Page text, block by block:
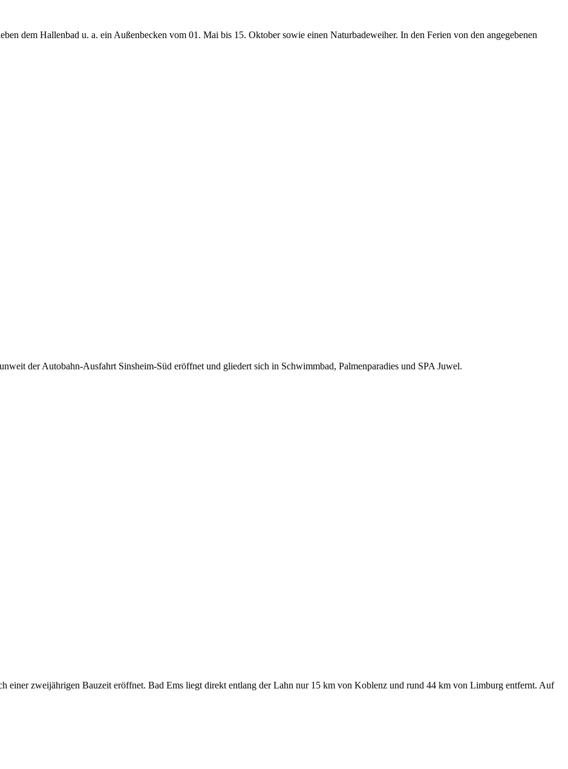
dem Hallenbad u. a. ein Außenbecken vom 01. Mai bis 15. Oktober sowie einen Naturbadeweiher. In den Ferien von den angegebenen
der Autobahn-Ausfahrt Sinsheim-Süd eröffnet und gliedert sich in Schwimmbad, Palmenparadies und SPA Juwel.
einer zweijährigen Bauzeit eröffnet. Bad Ems liegt direkt entlang der Lahn nur 15 km von Koblenz und rund 44 km von Limburg entfernt. Auf